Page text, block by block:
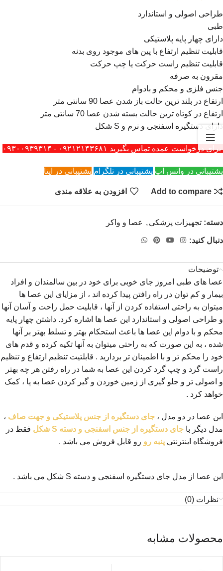
طراحی اصولی و استاندارد
طبی
دارای چهار پایه پلاستیکی
قابلیت تنظیم ارتفاع با پین های موجود روی بدنه
قابلیت تنظیم راست حرکت یا چپ حرکت
مقرون به صرفه
جنس فلزی و محکم و بادوام
ارتفاع در بلند ترین حالت باز شدن عصا 90 سانتی متر
ارتفاع در کوتاه ترین حالت بسته شدن عصا 70 سانتی متر
دارای دستگیره اسفنجی و نرم و S شکل
برای درخواست عمده تماس بگیرید ۰۹۲۱۲۱۴۳۶۸۱ - ۰۹۳۰۰۹۳۹۳۱۴
پشتیبانی در واتس اپ پشتیبانی در تلگرام پشتیبانی در ایتا
Add to compare افزودن به علاقه مندی
دسته: تجهیزات پزشکی , عصا و واکر
دنبال کنید:
توضیحات
عصا های طبی امروز جای خوبی برای خود در بین سالمندان و افراد
بیمار و کم توان در راه رافتن پیدا کرده اند ، از مزایای این عصا ها
میتوان به راحتی استفاده کردن از آنها ، قابلیت حمل راحت و آسان آنها
و طراحی اصولی و استاندارد این عصا ها اشاره کرد. داشتن چهار پایه
محکم و با دوام این عصا ها باعث استحکام بهتر و تسلط بهتر بر آنها
شده ، به این صورت که به راحتی میتوان به آنها تکیه کرده و قدم های
خود را محکم تر و با اطمینان تر بردارید . قابلتیت تنظیم ارتفاع و تنظیم
راست گرد و چپ گرد کردن این عصا به شما در راه رفتن هر چه بهتر
و اصولی تر و جلو گیری از زمین خوردن و گیر کردن عصا به پا ، کمک
خواهد کرد .
این عصا در دو مدل ، جای دستگیره از جنس پلاستیکی و جهت صاف ،
مدل دیگر با جای دستگیره از جنس اسفنجی و دسته S شکل
فقط در
فروشگاه اینترنتی پنبه رو رو قابل فروش می باشد .
این عصا از مدل جای دستگیره اسفنجی و دسته S شکل می باشد .
نظرات (0)
محصولات مشابه